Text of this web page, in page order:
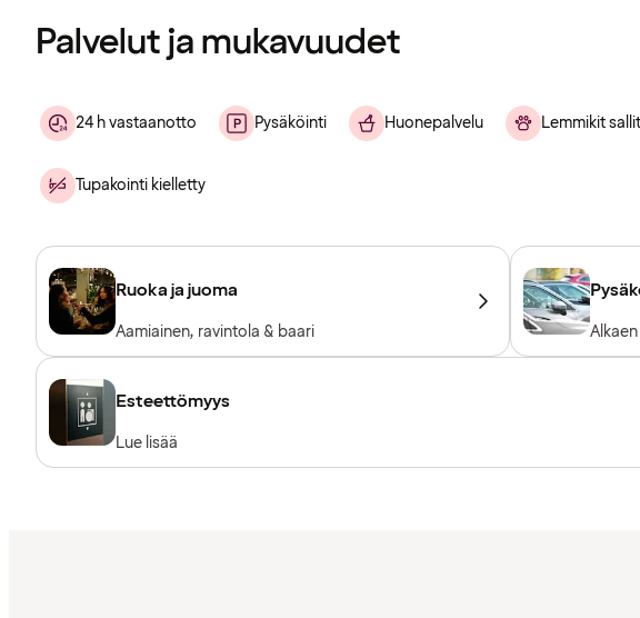
Palvelut ja mukavuudet
24 h vastaanotto Pysäköinti Huonepalvelu Lemmikit
Tupakointi kielletty
Ruoka ja juoma
Aamiainen, ravintola & baari
Esteettömyys
Lue lisää